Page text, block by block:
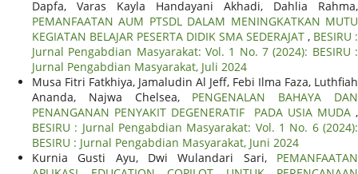
Dapfa, Varas Kayla Handayani Akhadi, Dahlia Rahma,
PEMANFAATAN AUM PTSDL DALAM MENINGKATKAN MUTU
KEGIATAN BELAJAR PESERTA DIDIK SMA SEDERAJAT , BESIRU :
Jurnal Pengabdian Masyarakat: Vol. 1 No. 7 (2024): BESIRU :
Jurnal Pengabdian Masyarakat, Juli 2024
Musa Fitri Fatkhiya, Jamaludin Al Jeff, Febi Ilma Faza, Luthfiah
Ananda, Najwa Chelsea, PENGENALAN BAHAYA DAN
PENANGANAN PENYAKIT DEGENERATIF PADA USIA MUDA ,
BESIRU : Jurnal Pengabdian Masyarakat: Vol. 1 No. 6 (2024):
BESIRU : Jurnal Pengabdian Masyarakat, Juni 2024
Kurnia Gusti Ayu, Dwi Wulandari Sari, PEMANFAATAN